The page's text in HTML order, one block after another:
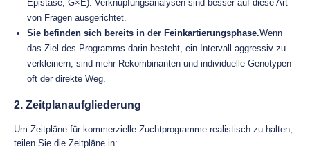
Epistase, G×E). Verknüpfungsanalysen sind besser auf diese Art
von Fragen ausgerichtet.
Sie befinden sich bereits in der Feinkartierungsphase.Wenn
das Ziel des Programms darin besteht, ein Intervall aggressiv zu
verkleinern, sind mehr Rekombinanten und individuelle Genotypen
oft der direkte Weg.
2. Zeitplanaufgliederung
Um Zeitpläne für kommerzielle Zuchtprogramme realistisch zu halten,
teilen Sie die Zeitpläne in: